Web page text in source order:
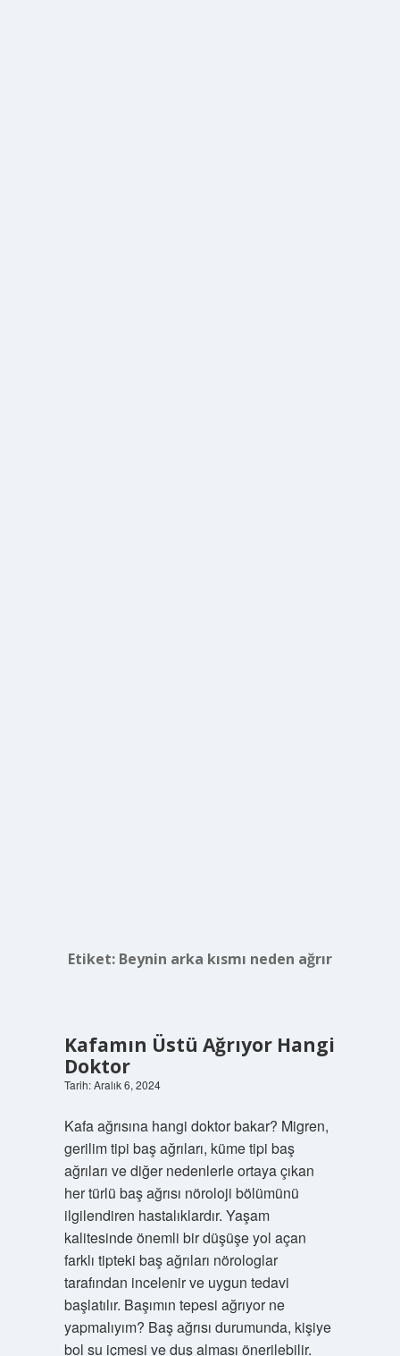
Etiket: Beynin arka kısmı neden ağrır
Kafamın Üstü Ağrıyor Hangi
Doktor
Tarih: Aralık 6, 2024
Kafa ağrısına hangi doktor bakar? Migren,
gerilim tipi baş ağrıları, küme tipi baş
ağrıları ve diğer nedenlerle ortaya çıkan
her türlü baş ağrısı nöroloji bölümünü
ilgilendiren hastalıklardır. Yaşam
kalitesinde önemli bir düşüşe yol açan
farklı tipteki baş ağrıları nörologlar
tarafından incelenir ve uygun tedavi
başlatılır. Başımın tepesi ağrıyor ne
yapmalıyım? Baş ağrısı durumunda, kişiye
bol su içmesi ve duş alması önerilebilir.